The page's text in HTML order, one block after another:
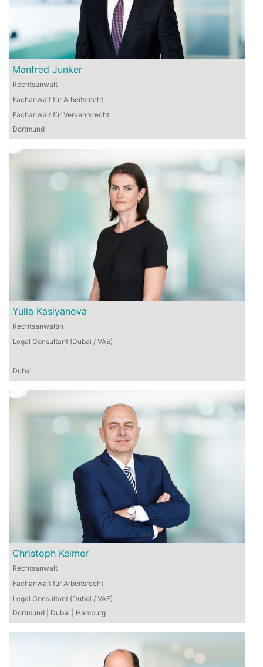
Manfred Junker
Rechtsanwalt
Fachanwalt für Arbeitsrecht
Fachanwalt für Verkehrsrecht
Dortmund
Yulia Kasiyanova
Rechtsanwältin
Legal Consultant (Dubai / VAE)
Dubai
Christoph Keimer
Rechtsanwalt
Fachanwalt für Arbeitsrecht
Legal Consultant (Dubai / VAE)
Dortmund | Dubai | Hamburg